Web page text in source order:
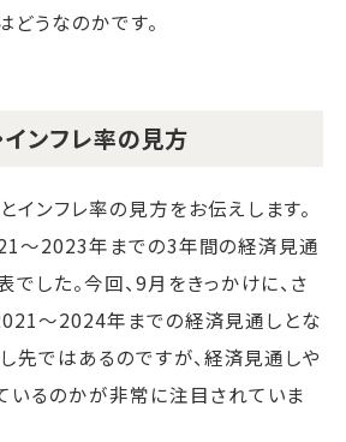
どうなのかです。
インフレ率の見方
インフレ率の見方をお伝えします。
～2023年までの3年間の経済見通
でした。今回、9月をきっかけに、さ
～2024年までの経済見通しとな
先ではあるのですが、経済見通しや
いるのかが非常に注目されていま